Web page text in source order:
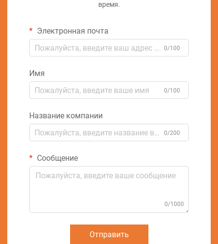
время.
Электронная почта
0/100
Имя
0/100
Название компании
0/200
Сообщение
0/1000
Отправить